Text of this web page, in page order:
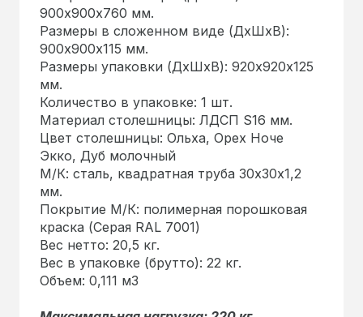
900х900х760 мм.
Размеры в сложенном виде (ДхШхВ):
900х900х115 мм.
Размеры упаковки (ДхШхВ): 920х920х125
мм.
Количество в упаковке: 1 шт.
Материал столешницы: ЛДСП S16 мм.
Цвет столешницы: Ольха, Орех Ноче
Экко, Дуб молочный
М/К: сталь, квадратная труба 30х30х1,2
мм.
Покрытие М/К: полимерная порошковая
краска (Серая RAL 7001)
Вес нетто: 20,5 кг.
Вес в упаковке (брутто): 22 кг.
Объем: 0,111 м3